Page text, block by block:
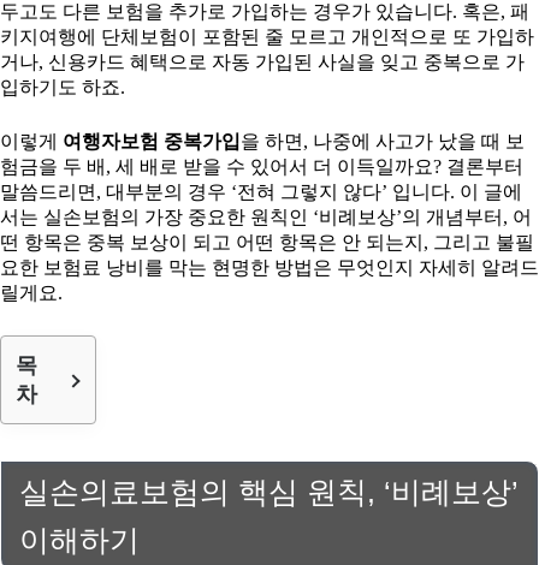
두고도 다른 보험을 추가로 가입하는 경우가 있습니다. 혹은, 패
키지여행에 단체보험이 포함된 줄 모르고 개인적으로 또 가입하
거나, 신용카드 혜택으로 자동 가입된 사실을 잊고 중복으로 가
입하기도 하죠.
이렇게 여행자보험 중복가입을 하면, 나중에 사고가 났을 때 보
험금을 두 배, 세 배로 받을 수 있어서 더 이득일까요? 결론부터
말씀드리면, 대부분의 경우 ‘전혀 그렇지 않다’ 입니다. 이 글에
서는 실손보험의 가장 중요한 원칙인 ‘비례보상’의 개념부터, 어
떤 항목은 중복 보상이 되고 어떤 항목은 안 되는지, 그리고 불필
요한 보험료 낭비를 막는 현명한 방법은 무엇인지 자세히 알려드
릴게요.
목
차
실손의료보험의 핵심 원칙, ‘비례보상’
이해하기